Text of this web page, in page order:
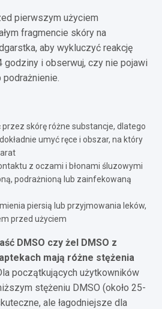
pierwszym użyciem
fragmencie skóry na
aby wykluczyć reakcję
godziny i obserwuj, czy nie pojawi
przez skórę różne substancje, dlatego
umyć ręce i obszar, na który
z oczami i błonami śluzowymi
podrażnioną lub zainfekowaną
piersią lub przyjmowania leków,
przed użyciem
DMSO czy żel DMSO z
mają różne stężenia
początkujących użytkowników
stężeniu DMSO (około 25-
ale łagodniejsze dla